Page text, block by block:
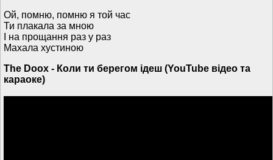
Ой, помню, помню я той час
Ти плакала за мною
І на прощання раз у раз
Махала хустиною
The Doox - Коли ти берегом ідеш (YouTube відео та
караоке)